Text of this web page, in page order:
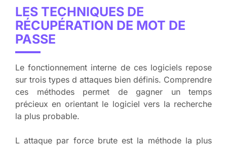
LES TECHNIQUES DE
RÉCUPÉRATION DE MOT DE
PASSE
Le fonctionnement interne de ces logiciels repose
sur trois types d attaques bien définis. Comprendre
ces méthodes permet de gagner un temps
précieux en orientant le logiciel vers la recherche
la plus probable.
L attaque par force brute est la méthode la plus